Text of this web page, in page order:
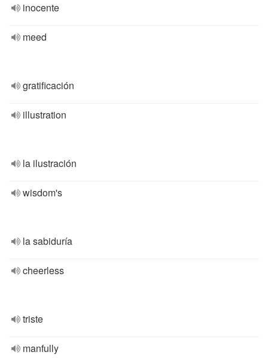
inocente
meed
gratificación
illustration
la ilustración
wisdom's
la sabiduría
cheerless
triste
manfully